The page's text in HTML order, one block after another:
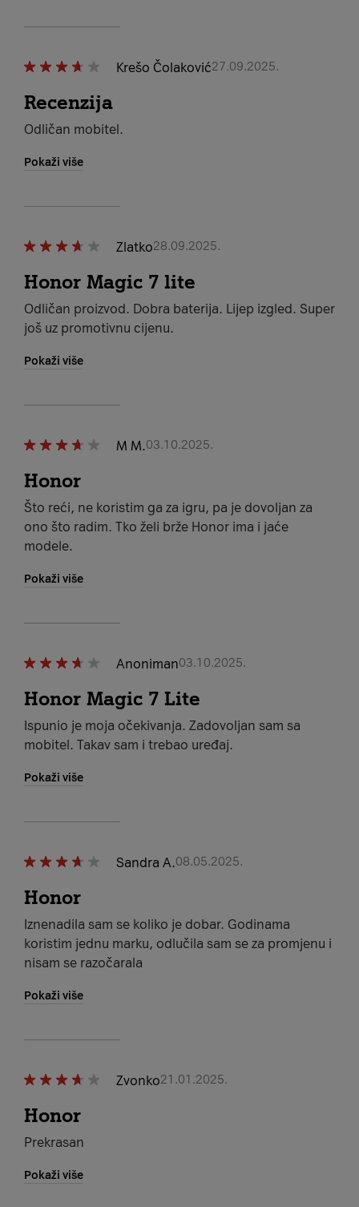
Krešo Čolaković27.09.2025.
Recenzija
Odličan mobitel.
Pokaži više
Zlatko28.09.2025.
Honor Magic 7 lite
Odličan proizvod. Dobra baterija. Lijep izgled. Super
još uz promotivnu cijenu.
Pokaži više
M M.03.10.2025.
Honor
Što reći, ne koristim ga za igru, pa je dovoljan za
ono što radim. Tko želi brže Honor ima i jaće
modele.
Pokaži više
Anoniman03.10.2025.
Honor Magic 7 Lite
Ispunio je moja očekivanja. Zadovoljan sam sa
mobitel. Takav sam i trebao uređaj.
Pokaži više
Sandra A.08.05.2025.
Honor
Iznenadila sam se koliko je dobar. Godinama
koristim jednu marku, odlučila sam se za promjenu i
nisam se razočarala
Pokaži više
Zvonko21.01.2025.
Honor
Prekrasan
Pokaži više